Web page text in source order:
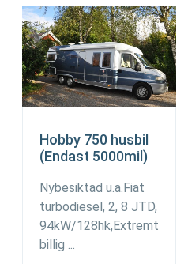
Hobby 750 husbil
(Endast 5000mil)
Nybesiktad u.a.Fiat
turbodiesel, 2, 8 JTD,
94kW/128hk,Extremt
billig ...